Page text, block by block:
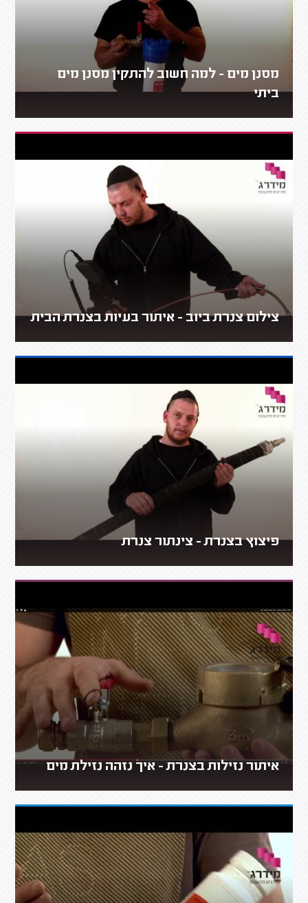
מסנן מים - למה חשוב להתקין מסנן מים
ביתי
צילום צנרת ביוב - איתור בעיות בצנרת הבית
פיצוץ בצנרת - צינתור צנרת
איתור נזילות בצנרת - איך נזהה נזילת מים